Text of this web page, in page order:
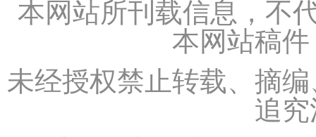
本网站所刊载信息，不
本网站稿
未经授权禁止转载、摘
追